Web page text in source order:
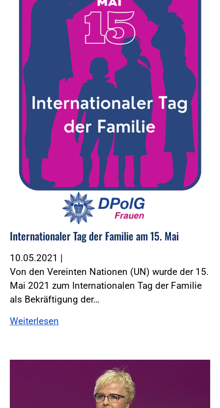
Internationaler Tag der Familie am 15. Mai
10.05.2021 |
Von den Vereinten Nationen (UN) wurde der 15.
Mai 2021 zum Internationalen Tag der Familie
als Bekräftigung der…
Weiterlesen